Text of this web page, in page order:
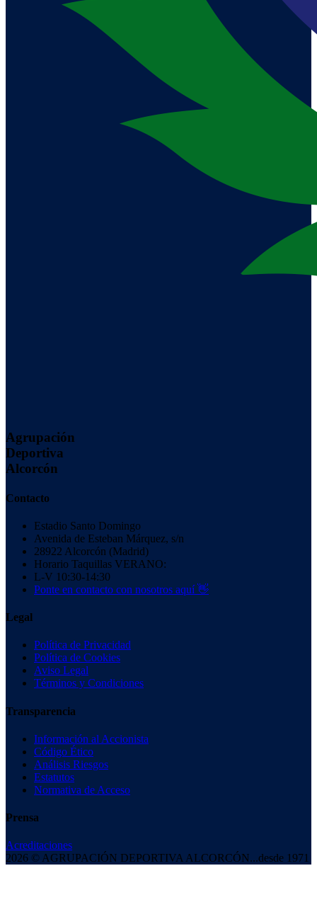
Agrupación
Deportiva
Alcorcón
Contacto
Estadio Santo Domingo
Avenida de Esteban Márquez, s/n
28922 Alcorcón (Madrid)
Horario Taquillas VERANO:
L-V 10:30-14:30
Ponte en contacto con nosotros aquí 👋
Legal
Política de Privacidad
Política de Cookies
Aviso Legal
Términos y Condiciones
Transparencia
Información al Accionista
Código Ético
Análisis Riesgos
Estatutos
Normativa de Acceso
Prensa
Acreditaciones
2026 © AGRUPACIÓN DEPORTIVA ALCORCÓN...desde 1971